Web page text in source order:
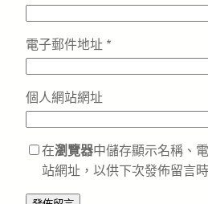
電子郵件地址 *
個人網站網址
在瀏覽器中儲存顯示名稱、
站網址，以供下次發佈留言